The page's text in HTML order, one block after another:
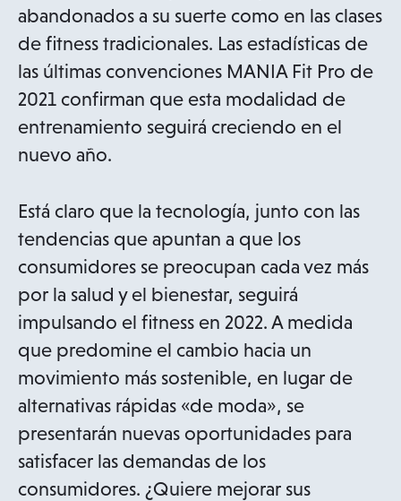
abandonados a su suerte como en las clases
de fitness tradicionales. Las estadísticas de
las últimas convenciones MANIA Fit Pro de
2021 confirman que esta modalidad de
entrenamiento seguirá creciendo en el
nuevo año.
Está claro que la tecnología, junto con las
tendencias que apuntan a que los
consumidores se preocupan cada vez más
por la salud y el bienestar, seguirá
impulsando el fitness en 2022. A medida
que predomine el cambio hacia un
movimiento más sostenible, en lugar de
alternativas rápidas «de moda», se
presentarán nuevas oportunidades para
satisfacer las demandas de los
consumidores. ¿Quiere mejorar sus